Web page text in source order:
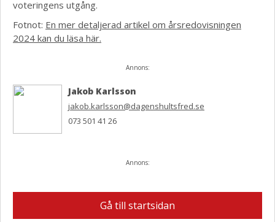
voteringens utgång.
Fotnot: En mer detaljerad artikel om årsredovisningen
2024 kan du läsa här.
Annons:
Jakob Karlsson
jakob.karlsson@dagenshultsfred.se
073 501 41 26
Annons:
Gå till startsidan